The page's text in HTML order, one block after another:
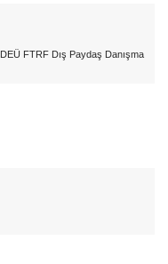
FTRF Dış Paydaş Danışma